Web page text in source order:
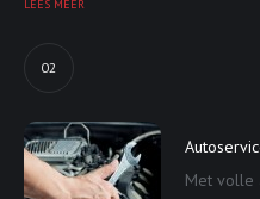
LEES MEER
02
Met volle